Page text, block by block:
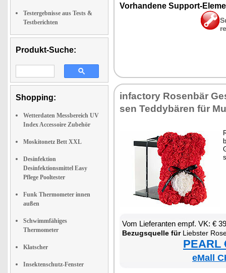
Testergebnisse aus Tests &
Testberichten
Produkt-Suche:
Shopping:
Wetterdaten Messbereich UV
Index Accessoire Zubehör
Moskitonetz Bett XXL
Desinfektion
Desinfektionsmittel Easy
Pflege Pooltester
Funk Thermometer innen
außen
Schwimmfähiges
Thermometer
Klatscher
Insektenschutz-Fenster
Vor­han­de­ne Sup­port-
in­fac­to­ry Ro­sen­bär
sen Ted­dy­bä­ren für
Vom Lie­fe­ran­ten empf. VK: €
Be­zugs­quel­le fürLiebs­ter Ro­sen­blu­me
PEARL
eMall